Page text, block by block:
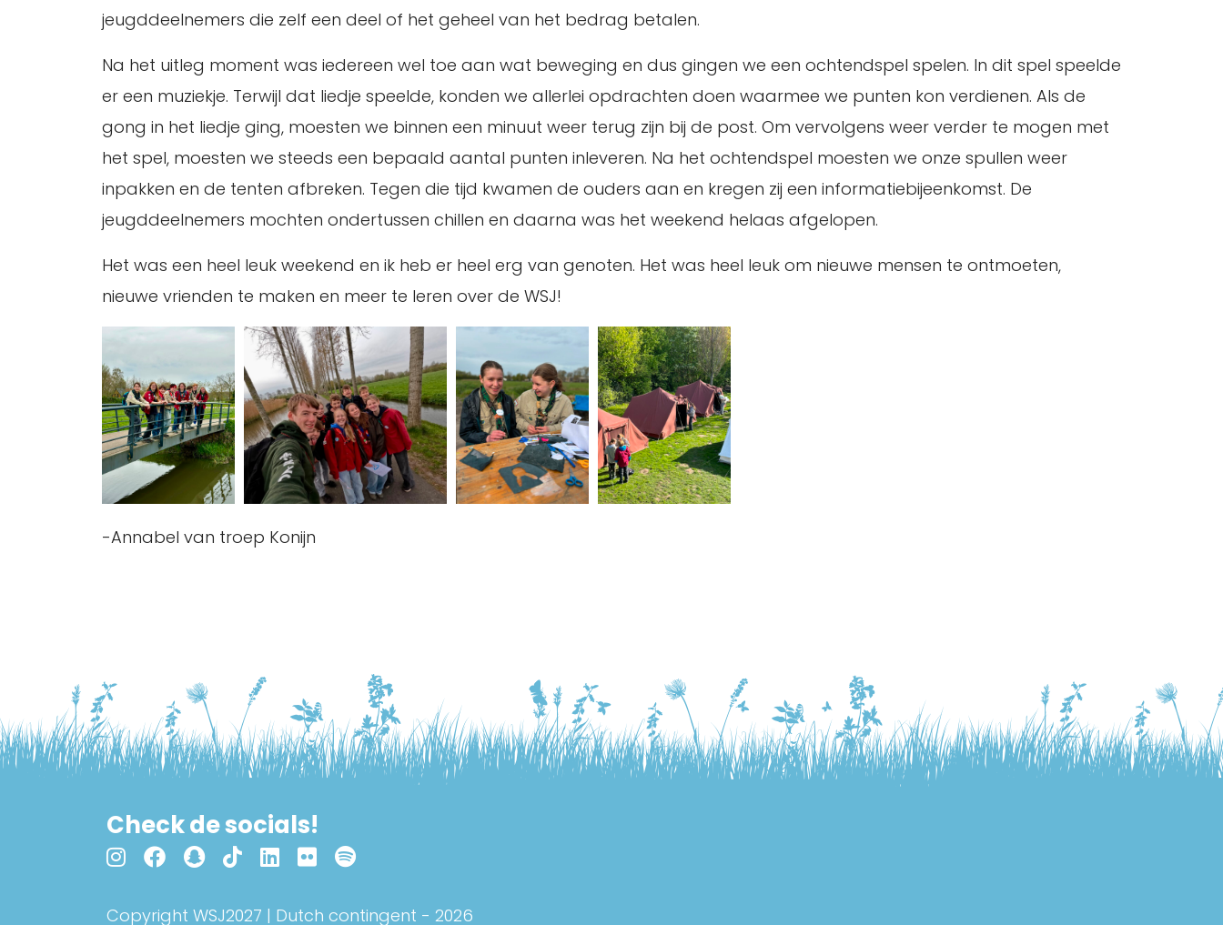
jeugddeelnemers die zelf een deel of het geheel van het bedrag betalen.
Na het uitleg moment was iedereen wel toe aan wat beweging en dus gingen we een ochtendspel spelen. In dit spel speelde
er een muziekje. Terwijl dat liedje speelde, konden we allerlei opdrachten doen waarmee we punten kon verdienen. Als de
gong in het liedje ging, moesten we binnen een minuut weer terug zijn bij de post. Om vervolgens weer verder te mogen met
het spel, moesten we steeds een bepaald aantal punten inleveren. Na het ochtendspel moesten we onze spullen weer
inpakken en de tenten afbreken. Tegen die tijd kwamen de ouders aan en kregen zij een informatiebijeenkomst. De
jeugddeelnemers mochten ondertussen chillen en daarna was het weekend helaas afgelopen.
Het was een heel leuk weekend en ik heb er heel erg van genoten. Het was heel leuk om nieuwe mensen te ontmoeten,
nieuwe vrienden te maken en meer te leren over de WSJ!
-Annabel van troep Konijn
Check de socials!
Copyright WSJ2027 | Dutch contingent - 2026